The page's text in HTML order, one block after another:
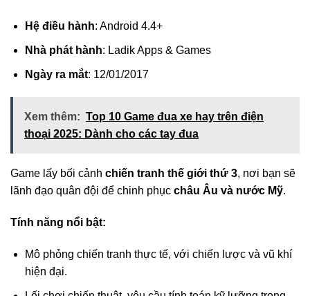
Hệ điều hành: Android 4.4+
Nhà phát hành: Ladik Apps & Games
Ngày ra mắt: 12/01/2017
Xem thêm: Top 10 Game đua xe hay trên điện
thoại 2025: Dành cho các tay đua
Game lấy bối cảnh chiến tranh thế giới thứ 3, nơi bạn sẽ
lãnh đạo quân đội để chinh phục châu Âu và nước Mỹ.
Tính năng nổi bật:
Mô phỏng chiến tranh thực tế, với chiến lược và vũ khí
hiện đại.